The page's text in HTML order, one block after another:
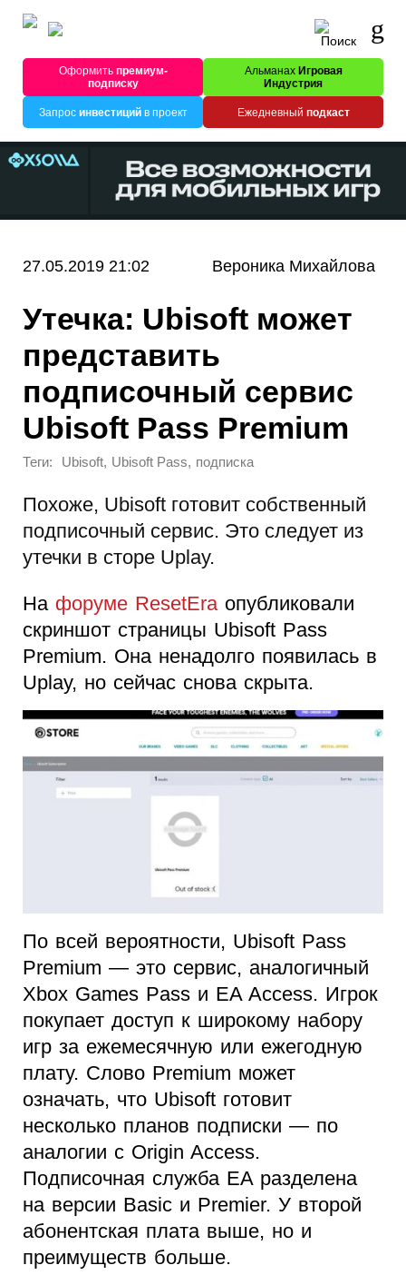
Оформитьпремиум-
подписку
Альманах Игровая
Индустрия
Запрос инвестицийв проект Ежедневный подкаст
27.05.2019 21:02 Вероника Михайлова
Утечка: Ubisoft может
представить
подписочный сервис
Ubisoft Pass Premium
Теги: Ubisoft, Ubisoft Pass, подписка
Похоже, Ubisoft готовит собственный
подписочный сервис. Это следует из
утечки в сторе Uplay.
На форуме ResetEra опубликовали
скриншот страницы Ubisoft Pass
Premium. Она ненадолго появилась в
Uplay, но сейчас снова скрыта.
По всей вероятности, Ubisoft Pass
Premium — это сервис, аналогичный
Xbox Games Pass и EA Access. Игрок
покупает доступ к широкому набору
игр за ежемесячную или ежегодную
плату. Слово Premium может
означать, что Ubisoft готовит
несколько планов подписки — по
аналогии с Origin Access.
Подписочная служба EA разделена
на версии Basic и Premier. У второй
абонентская плата выше, но и
преимуществ больше.